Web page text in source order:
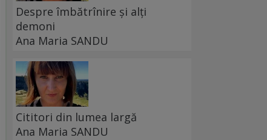
Despre îmbătrînire și alți
demoni
Ana Maria SANDU
Cititori din lumea largă
Ana Maria SANDU